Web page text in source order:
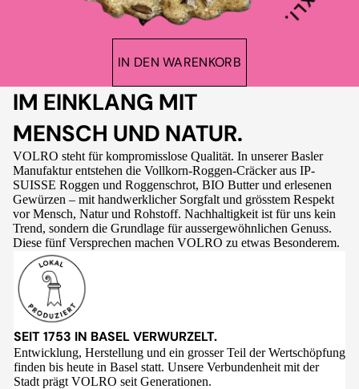
IN DEN WARENKORB
IM EINKLANG MIT
MENSCH UND NATUR.
VOLRO steht für kompromisslose Qualität. In unserer Basler
Manufaktur entstehen die Vollkorn-Roggen-Cräcker aus IP-
SUISSE Roggen und Roggenschrot, BIO Butter und erlesenen
Gewürzen – mit handwerklicher Sorgfalt und grösstem Respekt
vor Mensch, Natur und Rohstoff. Nachhaltigkeit ist für uns kein
Trend, sondern die Grundlage für aussergewöhnlichen Genuss.
Diese fünf Versprechen machen VOLRO zu etwas Besonderem.
SEIT 1753 IN BASEL VERWURZELT.
Entwicklung, Herstellung und ein grosser Teil der Wertschöpfung
finden bis heute in Basel statt. Unsere Verbundenheit mit der
Stadt prägt VOLRO seit Generationen.